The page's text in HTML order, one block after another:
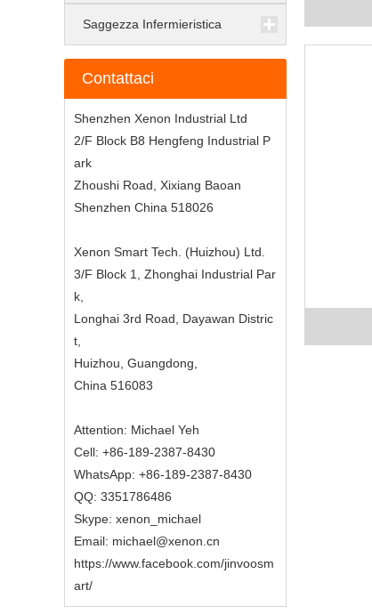
Saggezza Infermieristica
Contattaci
Shenzhen Xenon Industrial Ltd
2/F Block B8 Hengfeng Industrial P
ark
Zhoushi Road, Xixiang Baoan
Shenzhen China 518026
Xenon Smart Tech. (Huizhou) Ltd.
3/F Block 1, Zhonghai Industrial Par
k,
Longhai 3rd Road, Dayawan Distric
t,
Huizhou, Guangdong,
China 516083
Attention: Michael Yeh
Cell: +86-189-2387-8430
WhatsApp: +86-189-2387-8430
QQ: 3351786486
Skype: xenon_michael
Email: michael@xenon.cn
https://www.facebook.com/jinvoosm
art/